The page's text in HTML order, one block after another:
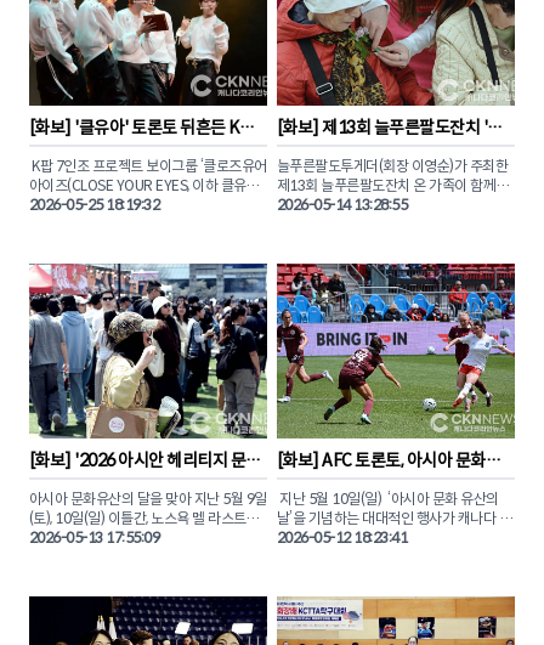
‘고품격 K-파인 다이닝과 창작 칵테일의 만
남(THE CULINARY CONVERGENCE)’이
라는 주제로 열린 조은주 셰프의 정교한 프
렌치 분자요리 기법과 한국 전통 식재료의
깊은 맛이 접시 위에서 독창적인 예술로 피
어났다.
현지 미식가들과 한인 요식업계 리더들은
눈과 입을 모두 사로잡는 조은주 셰프의 아
름다운 요리 시연회 현장의 감동을 CKN뉴
비장애인 참가자들은 직접 휠체어에 앉아
함께 공을 굴리며 장애에 대한 편견을 허물
고 아름다운 소통의 순간을 만들어냈다.
도전과 성취 그리고 따뜻한 연대의 감동이
교차했던 그날의 생생한 장면들을 독자들
에게 화보로 전해본다.
[화보] '클유아' 토론토 뒤흔든 K
팝… 캐나다 투어 콘서트 성료
K팝 7인조 프로젝트 보이그룹 ‘클로즈유어
아이즈(CLOSE YOUR EYES, 이하 클유
아)’가 토론토에서 캐나다 첫 번째 단독 콘
토론토 공연은 지난 5월 22일(금) 오후 6
30분, 다운타운에 위치한 ‘블루마 애플 시
어터(Bluma Appel Theatre)’에서 ‘비욘드
유어 아이즈(BEYOND YOUR EYES)’라는
타이틀로 800여명의 관객들 앞에서 개최
됐다.
이번 공연은 '클유아'의 공식 팬덤인 '클로
저(CLOSER)' 팬들의 뜨거운 호응 속에 전
석 매진을 기록했다. 본보가 직접 취재한 클
유아의 토론토 콘서트를 사진으로 만나보
자.
© 2026 CANADA KOREAN NETWORK
NEWS (CKN뉴스)
2026-05-25 18:19:32
[화보] 제13회 늘푸른팔도잔치 '어
버이날 행사' 성황리 개최
늘푸른팔도투게더(회장 이영순)가 주최한
제13회 늘푸른팔도잔치 온 가족이 함께하
는 ‘어버이날 행사’가 지난 9일(토) 오후 5
마무리됐다.
이날 행사에는 지역 한인 어르신과 내외빈,
공연진을 포함해 약 200여 명이 참석했으
며 도윤주 씨의 사회로 진행됐다.
1부와 2부로 나뉘어 다채로운 프로그램과
기념식 행사가 진행됐다. CKN뉴스와 함께
이날 현장의 뜨거운 분위기를 만나보자.
2026-05-14 13:28:55
[화보] '2026 아시안 헤리티지 문화
축제' 성료 … '열정과 화합'
아시아 문화유산의 달을 맞아 지난 5월 9일
(토), 10일(일) 이틀간, 노스욕 멜 라스트먼
광장에서 펼쳐진 ‘2026 아시안 헤리티지
이번 행사에는 올리비아 차우 토론토 시장
과 조성준 온타리오주 장관, 알리 에사시 하
2026-05-13 17:55:09
[화보] AFC 토론토, 아시아 문화유
산 및 어머니날 기념행사 개최
지난 5월 10일(일)  ‘아시아 문화 유산의
날’을 기념하는 대대적인 행사가 캐나다 여
자 프로축구 노던 슈퍼리그(NSL) 소속 AFC
이날 경기에서 AFC 토론토는 몬트리올 로
지스에 0-1로 패하며 시즌 첫 패배를 기록
2026-05-12 18:23:41